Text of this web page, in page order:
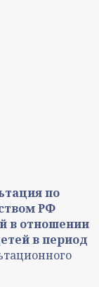
по
РФ
в отношении
в период